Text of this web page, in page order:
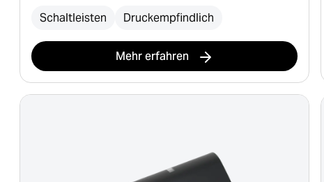
Schaltleisten Druckempfindlich
Mehr erfahren